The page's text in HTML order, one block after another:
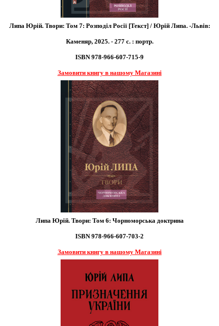
Липа Юрій. Твори: Том 7: Розподіл Росії [Текст] / Юрій Липа. -Львів:
Каменяр, 2025. - 277 с. : портр.
ISBN 978-966-607-715-9
Замовити книгу в нашому Магазині
Липа Юрій. Твори: Том 6: Чорноморська доктрина
ISBN 978-966-607-703-2
Замовити книгу в нашому Магазині